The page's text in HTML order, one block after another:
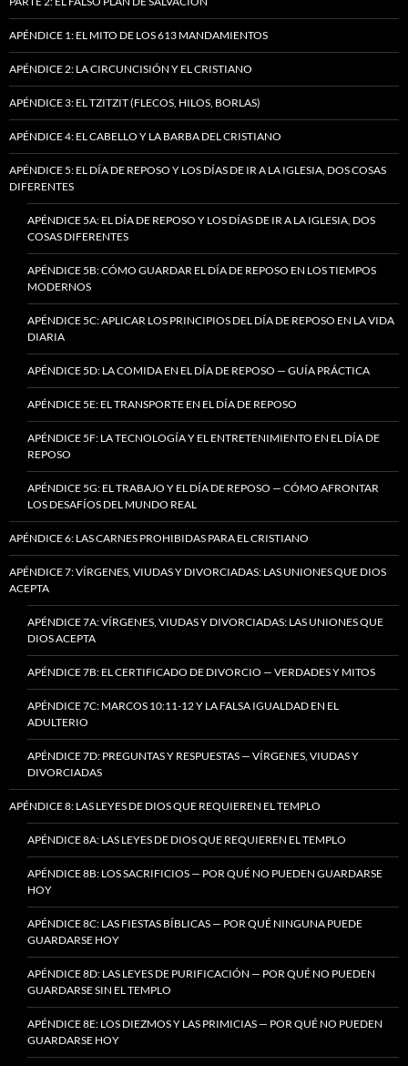
APÉNDICE 1: EL MITO DE LOS 613 MANDAMIENTOS
APÉNDICE 2: LA CIRCUNCISIÓN Y EL CRISTIANO
APÉNDICE 3: EL TZITZIT (FLECOS, HILOS, BORLAS)
APÉNDICE 4: EL CABELLO Y LA BARBA DEL CRISTIANO
APÉNDICE 5: EL DÍA DE REPOSO Y LOS DÍAS DE IR A LA IGLESIA, DOS COSAS
DIFERENTES
APÉNDICE 5A: EL DÍA DE REPOSO Y LOS DÍAS DE IR A LA IGLESIA, DOS
COSAS DIFERENTES
APÉNDICE 5B: CÓMO GUARDAR EL DÍA DE REPOSO EN LOS TIEMPOS
MODERNOS
APÉNDICE 5C: APLICAR LOS PRINCIPIOS DEL DÍA DE REPOSO EN LA VIDA
DIARIA
APÉNDICE 5D: LA COMIDA EN EL DÍA DE REPOSO — GUÍA PRÁCTICA
APÉNDICE 5E: EL TRANSPORTE EN EL DÍA DE REPOSO
APÉNDICE 5F: LA TECNOLOGÍA Y EL ENTRETENIMIENTO EN EL DÍA DE
REPOSO
APÉNDICE 5G: EL TRABAJO Y EL DÍA DE REPOSO — CÓMO AFRONTAR
LOS DESAFÍOS DEL MUNDO REAL
APÉNDICE 6: LAS CARNES PROHIBIDAS PARA EL CRISTIANO
APÉNDICE 7: VÍRGENES, VIUDAS Y DIVORCIADAS: LAS UNIONES QUE DIOS
ACEPTA
APÉNDICE 7A: VÍRGENES, VIUDAS Y DIVORCIADAS: LAS UNIONES QUE
DIOS ACEPTA
APÉNDICE 7B: EL CERTIFICADO DE DIVORCIO — VERDADES Y MITOS
APÉNDICE 7C: MARCOS 10:11-12 Y LA FALSA IGUALDAD EN EL
ADULTERIO
APÉNDICE 7D: PREGUNTAS Y RESPUESTAS — VÍRGENES, VIUDAS Y
DIVORCIADAS
APÉNDICE 8: LAS LEYES DE DIOS QUE REQUIEREN EL TEMPLO
APÉNDICE 8A: LAS LEYES DE DIOS QUE REQUIEREN EL TEMPLO
APÉNDICE 8B: LOS SACRIFICIOS — POR QUÉ NO PUEDEN GUARDARSE
HOY
APÉNDICE 8C: LAS FIESTAS BÍBLICAS — POR QUÉ NINGUNA PUEDE
GUARDARSE HOY
APÉNDICE 8D: LAS LEYES DE PURIFICACIÓN — POR QUÉ NO PUEDEN
GUARDARSE SIN EL TEMPLO
APÉNDICE 8E: LOS DIEZMOS Y LAS PRIMICIAS — POR QUÉ NO PUEDEN
GUARDARSE HOY